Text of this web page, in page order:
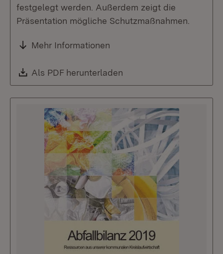
festgelegt werden. Außerdem zeigt die
Präsentation mögliche Schutzmaßnahmen.
Mehr Informationen
Download:
Als PDF herunterladen